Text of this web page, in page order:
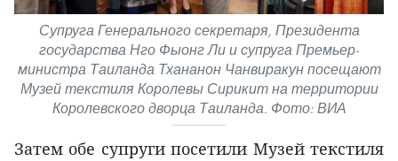
Супруга Генерального секретаря, Президента
государства Нго Фыонг Ли и супруга Премьер-
министра Таиланда Тхананон Чанвиракун посещают
Музей текстиля Королевы Сирикит на территории
Королевского дворца Таиланда. Фото: ВИА
Затем обе супруги посетили Музей текстиля